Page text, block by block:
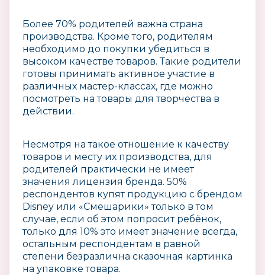
Более 70% родителей важна страна
производства. Кроме того, родителям
необходимо до покупки убедиться в
высоком качестве товаров. Такие родители
готовы принимать активное участие в
различных мастер-классах, где можно
посмотреть на товары для творчества в
действии.
Несмотря на такое отношение к качеству
товаров и месту их производства, для
родителей практически не имеет
значения лицензия бренда. 50%
респондентов купят продукцию с брендом
Disney или «Смешарики» только в том
случае, если об этом попросит ребёнок,
только для 10% это имеет значение всегда,
остальным респондентам в равной
степени безразлична сказочная картинка
на упаковке товара.